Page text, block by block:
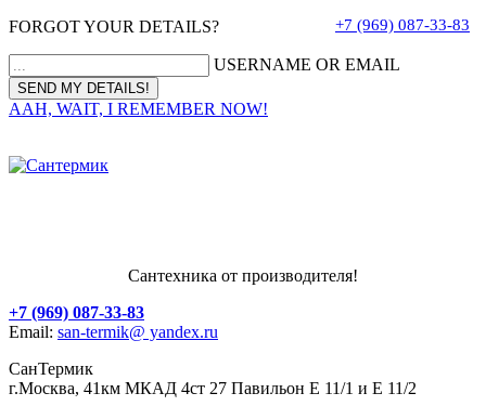
FORGOT YOUR DETAILS?
USERNAME OR EMAIL
AAH, WAIT, I REMEMBER NOW!
+7 (969) 087-33-83
Сантехника от производителя!
+7 (969) 087-33-83
Email: san-termik@ yandex.ru
СанТермик
г.Москва, 41км МКАД 4ст 27 Павильон Е 11/1 и Е 11/2